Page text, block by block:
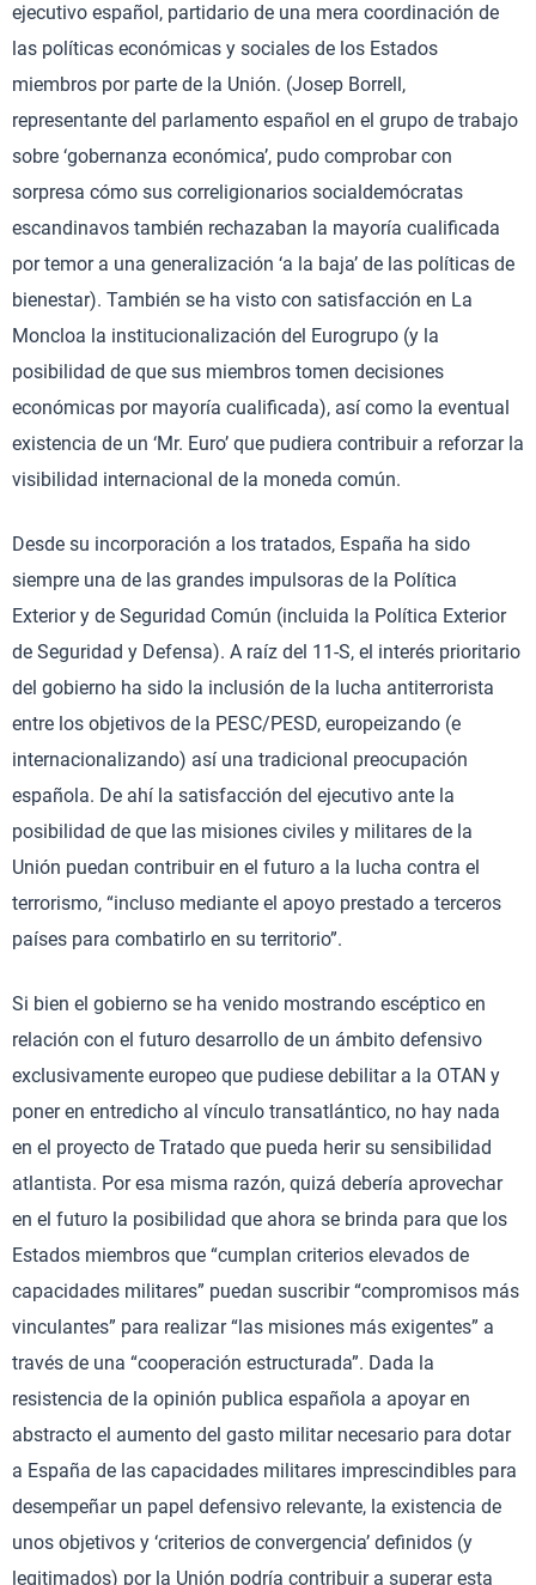
ejecutivo español, partidario de una mera coordinación de
las políticas económicas y sociales de los Estados
miembros por parte de la Unión. (Josep Borrell,
representante del parlamento español en el grupo de trabajo
sobre ‘gobernanza económica’, pudo comprobar con
sorpresa cómo sus correligionarios socialdemócratas
escandinavos también rechazaban la mayoría cualificada
por temor a una generalización ‘a la baja’ de las políticas de
bienestar). También se ha visto con satisfacción en La
Moncloa la institucionalización del Eurogrupo (y la
posibilidad de que sus miembros tomen decisiones
económicas por mayoría cualificada), así como la eventual
existencia de un ‘Mr. Euro’ que pudiera contribuir a reforzar la
visibilidad internacional de la moneda común.
Desde su incorporación a los tratados, España ha sido
siempre una de las grandes impulsoras de la Política
Exterior y de Seguridad Común (incluida la Política Exterior
de Seguridad y Defensa). A raíz del 11-S, el interés prioritario
del gobierno ha sido la inclusión de la lucha antiterrorista
entre los objetivos de la PESC/PESD, europeizando (e
internacionalizando) así una tradicional preocupación
española. De ahí la satisfacción del ejecutivo ante la
posibilidad de que las misiones civiles y militares de la
Unión puedan contribuir en el futuro a la lucha contra el
terrorismo, “incluso mediante el apoyo prestado a terceros
países para combatirlo en su territorio”.
Si bien el gobierno se ha venido mostrando escéptico en
relación con el futuro desarrollo de un ámbito defensivo
exclusivamente europeo que pudiese debilitar a la OTAN y
poner en entredicho al vínculo transatlántico, no hay nada
en el proyecto de Tratado que pueda herir su sensibilidad
atlantista. Por esa misma razón, quizá debería aprovechar
en el futuro la posibilidad que ahora se brinda para que los
Estados miembros que “cumplan criterios elevados de
capacidades militares” puedan suscribir “compromisos más
vinculantes” para realizar “las misiones más exigentes” a
través de una “cooperación estructurada”. Dada la
resistencia de la opinión publica española a apoyar en
abstracto el aumento del gasto militar necesario para dotar
a España de las capacidades militares imprescindibles para
desempeñar un papel defensivo relevante, la existencia de
unos objetivos y ‘criterios de convergencia’ definidos (y
legitimados) por la Unión podría contribuir a superar esta